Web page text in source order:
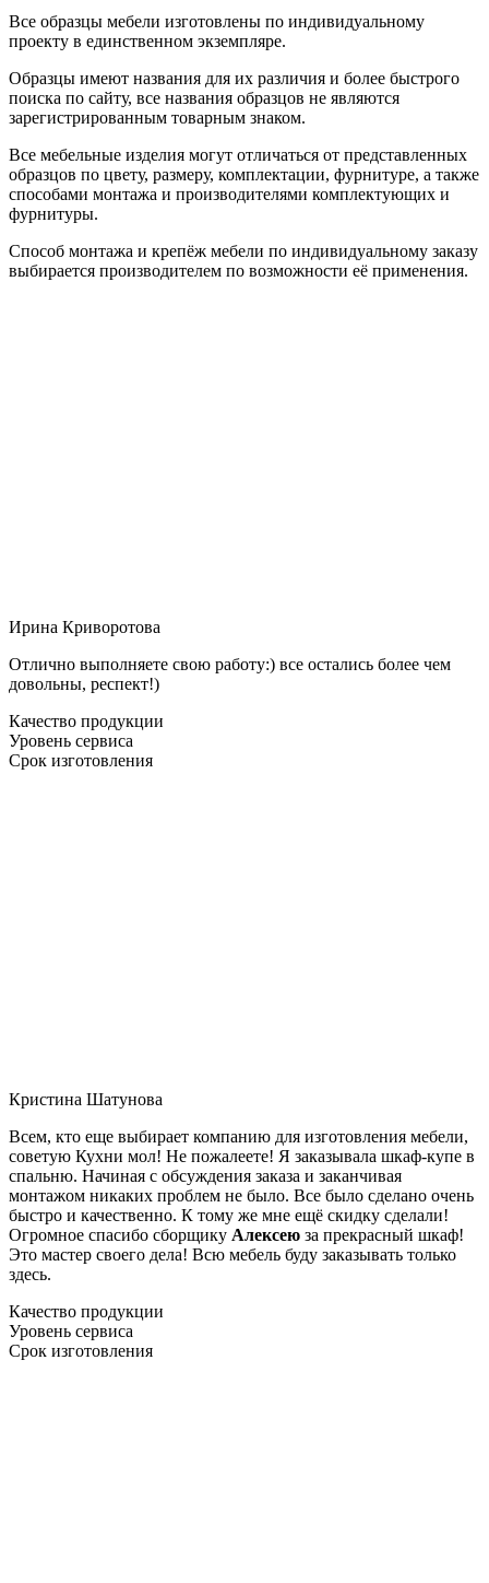
Все образцы мебели изготовлены по индивидуальному
проекту в единственном экземпляре.
Образцы имеют названия для их различия и более быстрого
поиска по сайту, все названия образцов не являются
зарегистрированным товарным знаком.
Все мебельные изделия могут отличаться от представленных
образцов по цвету, размеру, комплектации, фурнитуре, а также
способами монтажа и производителями комплектующих и
фурнитуры.
Способ монтажа и крепёж мебели по индивидуальному заказу
выбирается производителем по возможности её применения.
Ирина Криворотова
Отлично выполняете свою работу:) все остались более чем
довольны, респект!)
Качество продукции
Уровень сервиса
Срок изготовления
Кристина Шатунова
Всем, кто еще выбирает компанию для изготовления мебели,
советую Кухни мол! Не пожалеете! Я заказывала шкаф-купе в
спальню. Начиная с обсуждения заказа и заканчивая
монтажом никаких проблем не было. Все было сделано очень
быстро и качественно. К тому же мне ещё скидку сделали!
Огромное спасибо сборщику Алексею за прекрасный шкаф!
Это мастер своего дела! Всю мебель буду заказывать только
здесь.
Качество продукции
Уровень сервиса
Срок изготовления